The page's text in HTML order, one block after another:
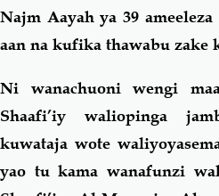
Najm Aayah ya 39
aan na kufika thawabu zake
Ni wanachuoni wengi
Shaafi’iy waliopinga
kuwataja wote
yao tu kama wanafunzi